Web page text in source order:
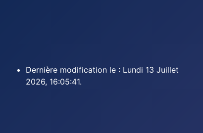
Dernière modification le : Lundi 13 Juillet
2026, 16:05:41.